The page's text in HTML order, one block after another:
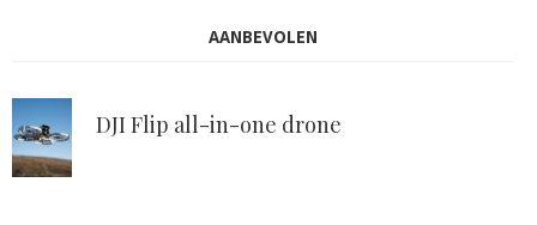
AANBEVOLEN
DJI Flip all-in-one drone